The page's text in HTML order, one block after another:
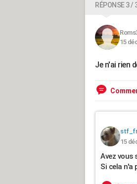
RÉPONSE 3 /
15
Je n'ai rien
15
Avez vous
Si cela n'a